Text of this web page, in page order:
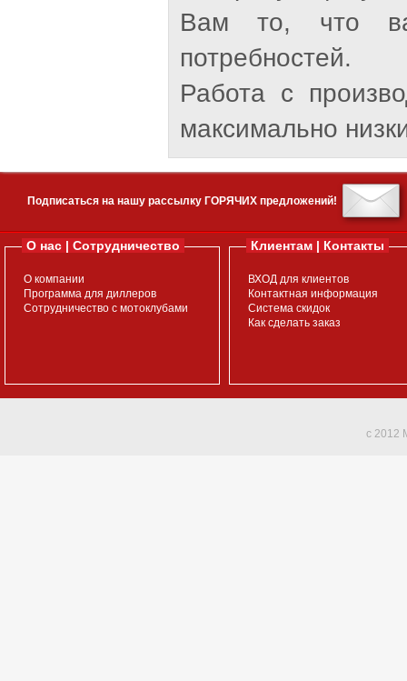
Вам то, что
потребностей.
Работа с
максимально
Подписаться на нашу рассылку ГОРЯЧИХ предложений!
О нас | Сотрудничество
О компании
Программа для диллеров
Сотрудничество с мотоклубами
Клиентам | Контакты
ВХОД для клиентов
Контактная информация
Система скидок
Как сделать заказ
c 2012